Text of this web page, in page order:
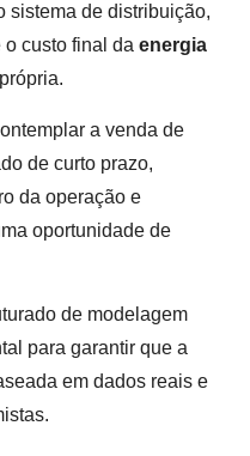
sistema de distribuição,
custo final da energia
a venda de
de curto prazo,
da operação e
oportunidade de
de modelagem
para garantir que a
em dados reais e